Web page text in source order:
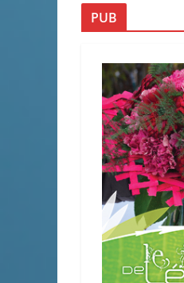
PUB